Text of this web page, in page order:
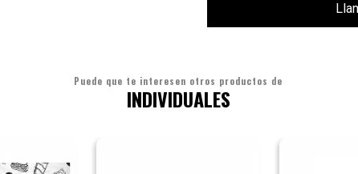
Puede que te interesen otros productos de
INDIVIDUALES